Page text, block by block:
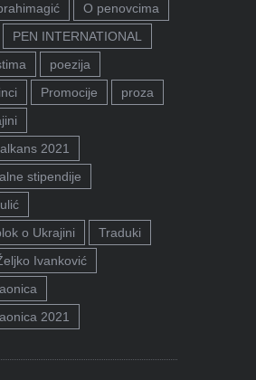
O penovcima
PEN INTERNATIONAL
poezija
Promocije
proza
2021
stipendije
o Ukrajini
Traduki
Ivanković
2021